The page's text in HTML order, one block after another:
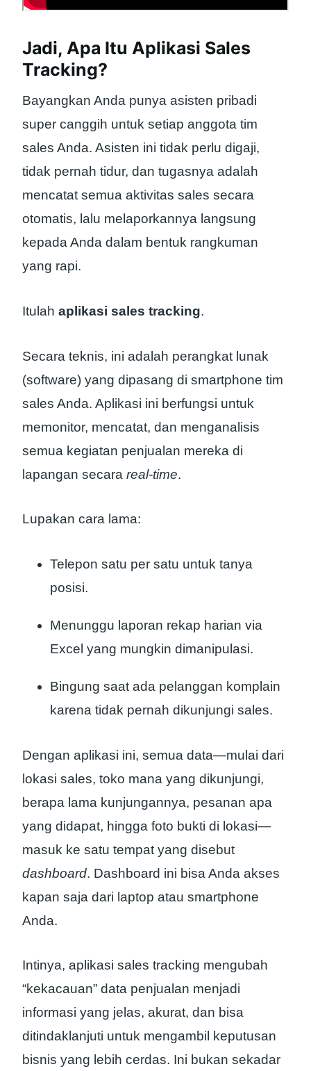
Jadi, Apa Itu Aplikasi Sales
Tracking?
Bayangkan Anda punya asisten pribadi
super canggih untuk setiap anggota tim
sales Anda. Asisten ini tidak perlu digaji,
tidak pernah tidur, dan tugasnya adalah
mencatat semua aktivitas sales secara
otomatis, lalu melaporkannya langsung
kepada Anda dalam bentuk rangkuman
yang rapi.
Itulah aplikasi sales tracking.
Secara teknis, ini adalah perangkat lunak
(software) yang dipasang di smartphone tim
sales Anda. Aplikasi ini berfungsi untuk
memonitor, mencatat, dan menganalisis
semua kegiatan penjualan mereka di
lapangan secara real-time.
Lupakan cara lama:
Telepon satu per satu untuk tanya
posisi.
Menunggu laporan rekap harian via
Excel yang mungkin dimanipulasi.
Bingung saat ada pelanggan komplain
karena tidak pernah dikunjungi sales.
Dengan aplikasi ini, semua data—mulai dari
lokasi sales, toko mana yang dikunjungi,
berapa lama kunjungannya, pesanan apa
yang didapat, hingga foto bukti di lokasi—
masuk ke satu tempat yang disebut
dashboard. Dashboard ini bisa Anda akses
kapan saja dari laptop atau smartphone
Anda.
Intinya, aplikasi sales tracking mengubah
“kekacauan” data penjualan menjadi
informasi yang jelas, akurat, dan bisa
ditindaklanjuti untuk mengambil keputusan
bisnis yang lebih cerdas. Ini bukan sekadar